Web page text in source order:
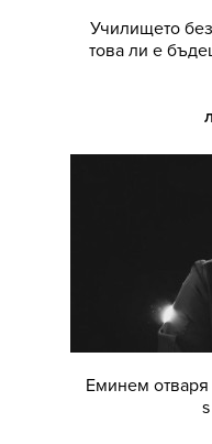
Училището
това ли е
Еминем отваря